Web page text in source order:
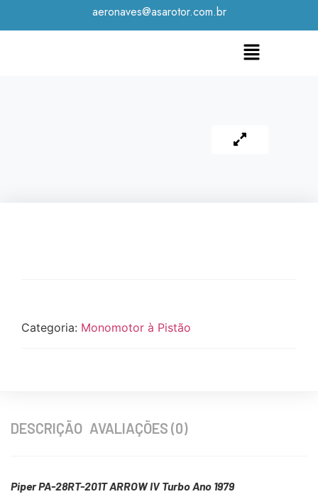
aeronaves@asarotor.com.br
Categoria: Monomotor à Pistão
DESCRIÇÃO AVALIAÇÕES (0)
Piper PA-28RT-201T ARROW IV Turbo Ano 1979